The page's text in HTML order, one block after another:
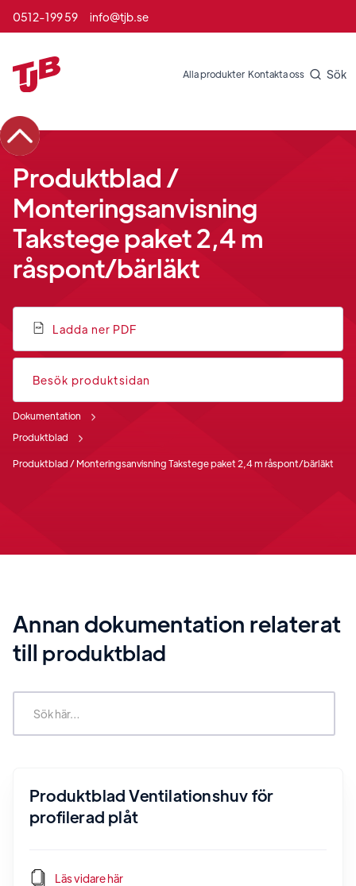
0512-199 59 info@tjb.se
Alla produkter Kontakta oss Sök
Produktblad /
Monteringsanvisning
Takstege paket 2,4 m
råspont/bärläkt
Ladda ner PDF
Besök produktsidan
Dokumentation
Produktblad
Produktblad / Monteringsanvisning Takstege paket 2,4 m råspont/bärläkt
Annan dokumentation relaterat
till produktblad
Produktblad Ventilationshuv för
profilerad plåt
Läs vidare här